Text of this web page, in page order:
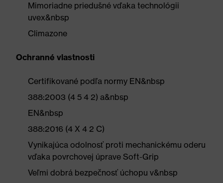
Mimoriadne priedušné vďaka technológii
uvex&nbsp
Climazone
Ochranné vlastnosti
Certifikované podľa normy EN&nbsp
388:2003 (4 5 4 2) a&nbsp
EN&nbsp
388:2016 (4 X 4 2 C)
Vynikajúca odolnosť proti mechanickému oderu
vďaka povrchovej úprave Soft-Grip
Veľmi dobrá bezpečnosť úchopu v&nbsp